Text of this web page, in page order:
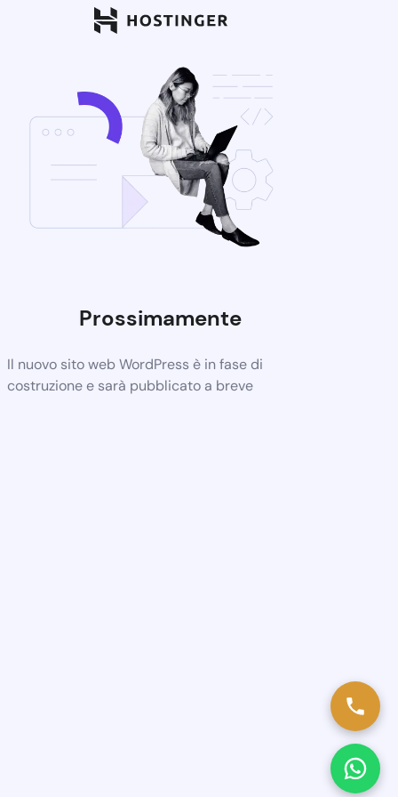
Prossimamente
Il nuovo sito web WordPress è in fase di
costruzione e sarà pubblicato a breve